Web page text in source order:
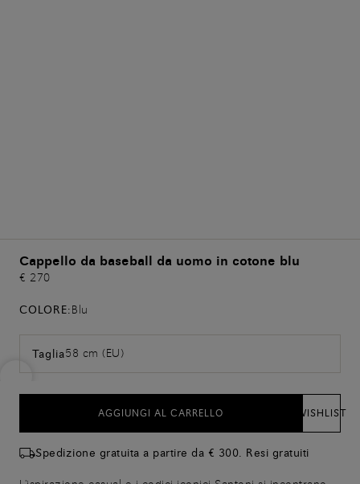
Cappello da baseball da uomo in cotone blu
€ 270
COLORE:Blu
Taglia58 cm (EU)
AGGIUNGI AL CARRELLO WISHLIST
Spedizione gratuita a partire da € 300. Resi gratuiti